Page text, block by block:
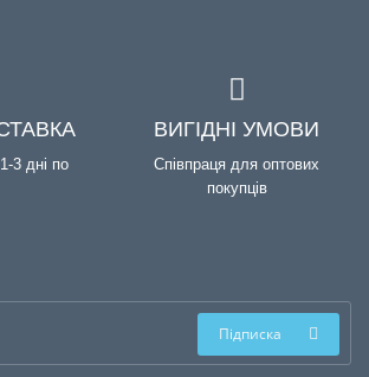
3 дні по
ВИГІДНІ УМОВИ
Співпраця для оптових
покупців
Підписка